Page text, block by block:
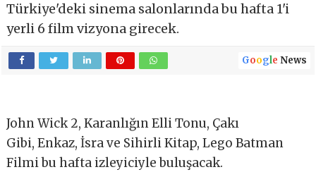
Türkiye'deki sinema salonlarında bu hafta 1'i
yerli 6 film vizyona girecek.
Google News
John Wick 2, Karanlığın Elli Tonu, Çakı
Gibi, Enkaz, İsra ve Sihirli Kitap, Lego Batman
Filmi bu hafta izleyiciyle buluşacak.